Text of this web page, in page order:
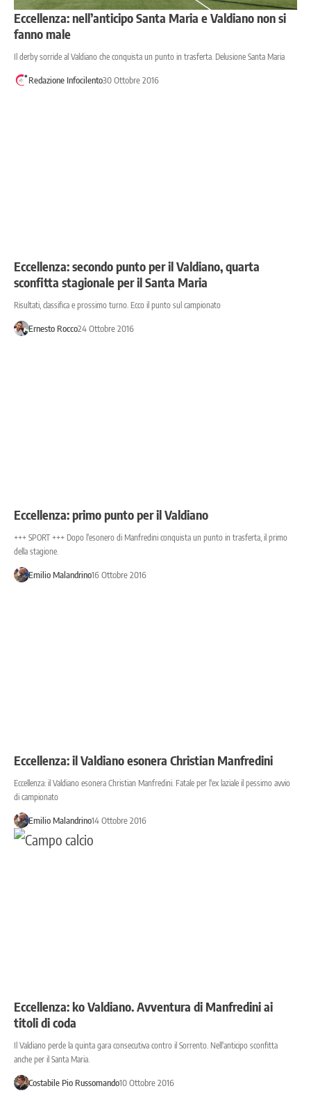
Eccellenza: nell’anticipo Santa Maria e Valdiano non si
fanno male
Il derby sorride al Valdiano che conquista un punto in trasferta. Delusione Santa Maria
Redazione Infocilento30 Ottobre 2016
Eccellenza: secondo punto per il Valdiano, quarta
sconfitta stagionale per il Santa Maria
Risultati, classifica e prossimo turno. Ecco il punto sul campionato
Ernesto Rocco24 Ottobre 2016
Eccellenza: primo punto per il Valdiano
+++ SPORT +++ Dopo l'esonero di Manfredini conquista un punto in trasferta, il primo
della stagione.
Emilio Malandrino16 Ottobre 2016
Eccellenza: il Valdiano esonera Christian Manfredini
Eccellenza: il Valdiano esonera Christian Manfredini. Fatale per l'ex laziale il pessimo avvio
di campionato
Emilio Malandrino14 Ottobre 2016
Eccellenza: ko Valdiano. Avventura di Manfredini ai
titoli di coda
Il Valdiano perde la quinta gara consecutiva contro il Sorrento. Nell'anticipo sconfitta
anche per il Santa Maria.
Costabile Pio Russomando10 Ottobre 2016